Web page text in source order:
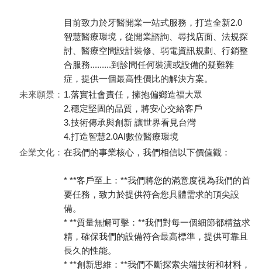
目前致力於牙醫開業一站式服務，打造全新2.0
智慧醫療環境，從開業諮詢、尋找店面、法規探
討、醫療空間設計裝修、弱電資訊規劃、行銷整
合服務.........到診間任何裝潢或設備的疑難雜
症，提供一個最高性價比的解決方案。
未來願景： 1.落實社會責任，擁抱偏鄉造福大眾
2.穩定堅固的品質，將安心交給客戶
3.技術傳承與創新 讓世界看見台灣
4.打造智慧2.0AI數位醫療環境
企業文化： 在我們的事業核心，我們相信以下價值觀：
* **客戶至上：**我們將您的滿意度視為我們的首
要任務，致力於提供符合您具體需求的頂尖設
備。
* **質量無懈可擊：**我們對每一個細節都精益求
精，確保我們的設備符合最高標準，提供可靠且
長久的性能。
* **創新思維：**我們不斷探索尖端技術和材料，